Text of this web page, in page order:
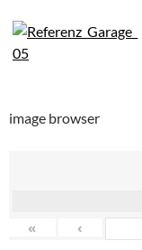
image browser
« ‹